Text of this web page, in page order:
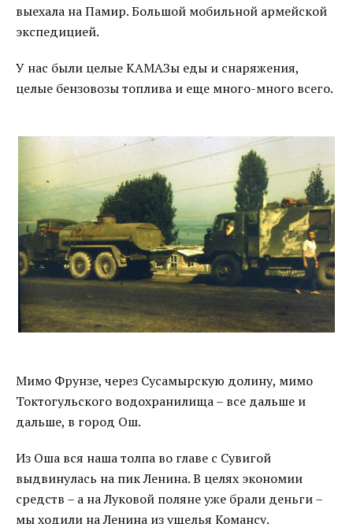
выехала на Памир. Большой мобильной армейской
экспедицией.
У нас были целые КАМАЗы еды и снаряжения,
целые бензовозы топлива и еще много-много всего.
Мимо Фрунзе, через Сусамырскую долину, мимо
Токтогульского водохранилища – все дальше и
дальше, в город Ош.
Из Оша вся наша толпа во главе с Сувигой
выдвинулась на пик Ленина. В целях экономии
средств – а на Луковой поляне уже брали деньги –
мы ходили на Ленина из ущелья Комансу.